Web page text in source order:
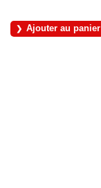
Ajouter au panier